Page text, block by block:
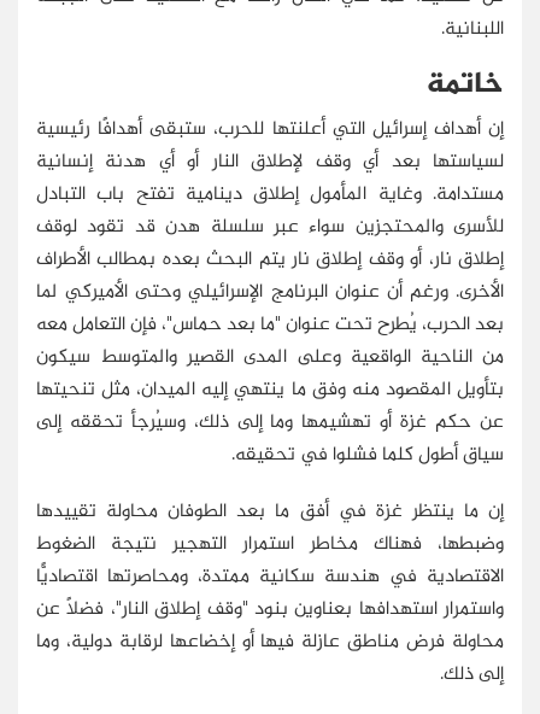
اللبنانية.
خاتمة
إن أهداف إسرائيل التي أعلنتها للحرب، ستبقى أهدافًا رئيسية
لسياستها بعد أي وقف لإطلاق النار أو أي هدنة إنسانية
مستدامة. وغاية المأمول إطلاق دينامية تفتح باب التبادل
للأسرى والمحتجزين سواء عبر سلسلة هدن قد تقود لوقف
إطلاق نار، أو وقف إطلاق نار يتم البحث بعده بمطالب الأطراف
الأخرى. ورغم أن عنوان البرنامج الإسرائيلي وحتى الأميركي لما
بعد الحرب، يُطرح تحت عنوان "ما بعد حماس"، فإن التعامل معه
من الناحية الواقعية وعلى المدى القصير والمتوسط سيكون
بتأويل المقصود منه وفق ما ينتهي إليه الميدان، مثل تنحيتها
عن حكم غزة أو تهشيمها وما إلى ذلك، وسيُرجأ تحققه إلى
سياق أطول كلما فشلوا في تحقيقه.
إن ما ينتظر غزة في أفق ما بعد الطوفان محاولة تقييدها
وضبطها، فهناك مخاطر استمرار التهجير نتيجة الضغوط
الاقتصادية في هندسة سكانية ممتدة، ومحاصرتها اقتصاديًّا
واستمرار استهدافها بعناوين بنود "وقف إطلاق النار"، فضلًا عن
محاولة فرض مناطق عازلة فيها أو إخضاعها لرقابة دولية، وما
إلى ذلك.